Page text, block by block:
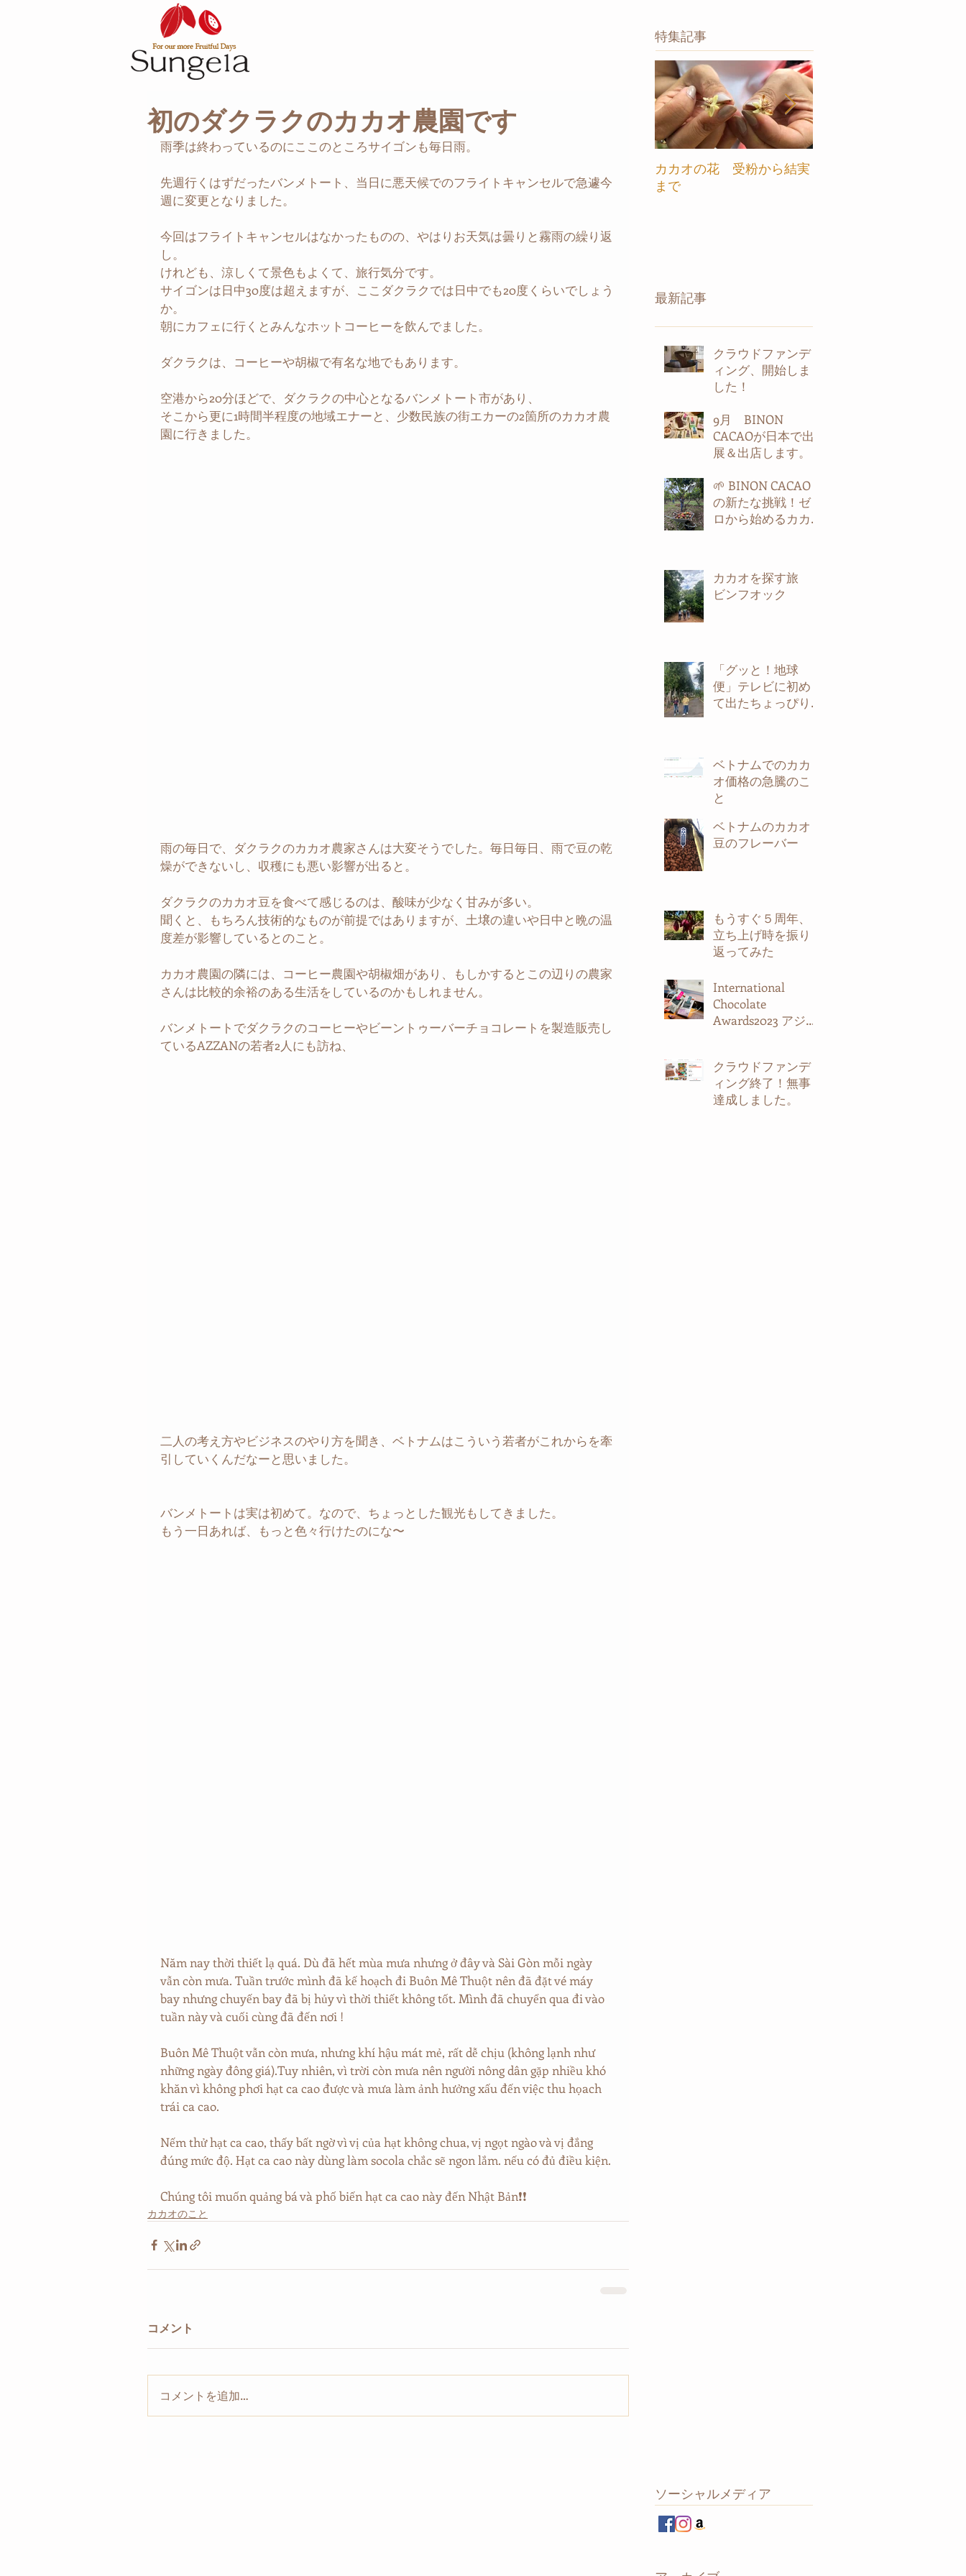
初のダクラクのカカオ農園です
雨季は終わっているのにここのところサイゴンも毎日雨。
先週行くはずだったバンメトート、当日に悪天候でのフライトキャンセルで急遽今
週に変更となりました。
今回はフライトキャンセルはなかったものの、やはりお天気は曇りと霧雨の繰り返
し。
けれども、涼しくて景色もよくて、旅行気分です。
サイゴンは日中30度は超えますが、ここダクラクでは日中でも20度くらいでしょう
か。
朝にカフェに行くとみんなホットコーヒーを飲んでました。
ダクラクは、コーヒーや胡椒で有名な地でもあります。
空港から20分ほどで、ダクラクの中心となるバンメトート市があり、
そこから更に1時間半程度の地域エナーと、少数民族の街エカーの2箇所のカカオ農
園に行きました。
雨の毎日で、ダクラクのカカオ農家さんは大変そうでした。毎日毎日、雨で豆の乾
燥ができないし、収穫にも悪い影響が出ると。
ダクラクのカカオ豆を食べて感じるのは、酸味が少なく甘みが多い。
聞くと、もちろん技術的なものが前提ではありますが、土壌の違いや日中と晩の温
度差が影響しているとのこと。
カカオ農園の隣には、コーヒー農園や胡椒畑があり、もしかするとこの辺りの農家
さんは比較的余裕のある生活をしているのかもしれません。
バンメトートでダクラクのコーヒーやビーントゥーバーチョコレートを製造販売し
ているAZZANの若者2人にも訪ね、
二人の考え方やビジネスのやり方を聞き、ベトナムはこういう若者がこれからを牽
引していくんだなーと思いました。
バンメトートは実は初めて。なので、ちょっとした観光もしてきました。
もう一日あれば、もっと色々行けたのにな〜
Năm nay thời thiết lạ quá. Dù đã hết mùa mưa nhưng ở đây và Sài Gòn mỗi ngày
vẫn còn mưa. Tuần trước mình đã kế hoạch đi Buôn Mê Thuột nên đã đặt vé máy
bay nhưng chuyến bay đã bị hủy vì thời thiết không tốt. Mình đã chuyển qua đi vào
tuần này và cuối cùng đã đến nơi !
Buôn Mê Thuột vẫn còn mưa, nhưng khí hậu mát mẻ, rất dễ chịu (không lạnh như
những ngày đông giá).Tuy nhiên, vì trời còn mưa nên người nông dân gặp nhiều khó
khăn vì không phơi hạt ca cao được và mưa làm ảnh hưởng xấu đến việc thu họach
trái ca cao.
Nếm thử hạt ca cao, thấy bất ngờ vì vị của hạt không chua, vị ngọt ngào và vị đắng
đúng mức độ. Hạt ca cao này dùng làm socola chắc sẽ ngon lắm. nếu có đủ điều kiện.
Chúng tôi muốn quảng bá và phố biến hạt ca cao này đến Nhật Bản❗❗
カカオのこと
コメント
コメントを追加…
特集記事
カカオの花 受粉から結実
まで
最新記事
クラウドファンデ
ィング、開始しま
した！
9月 BINON
CACAOが日本で出
展＆出店します。
🌱 BINON CACAO
の新たな挑戦！ゼ
ロから始めるカカ
カカオを探す旅
ビンフオック
「グッと！地球
便」テレビに初め
て出たちょっぴり
ベトナムでのカカ
オ価格の急騰のこ
と
ベトナムのカカオ
豆のフレーバー
もうすぐ５周年、
立ち上げ時を振り
返ってみた
International
Chocolate
Awards2023 アジア
クラウドファンデ
ィング終了！無事
達成しました。
ソーシャルメディア